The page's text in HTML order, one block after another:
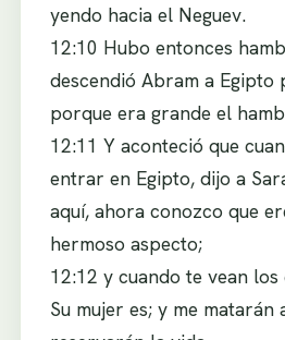
yendo hacia el Neguev.
12:10 Hubo entonces
descendió Abram a Egipto
porque era grande el
12:11 Y aconteció que
entrar en Egipto, dijo a
aquí, ahora conozco que
hermoso aspecto;
12:12 y cuando te vean
Su mujer es; y me matarán